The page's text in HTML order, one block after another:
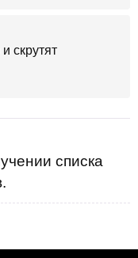
скрутят
списка